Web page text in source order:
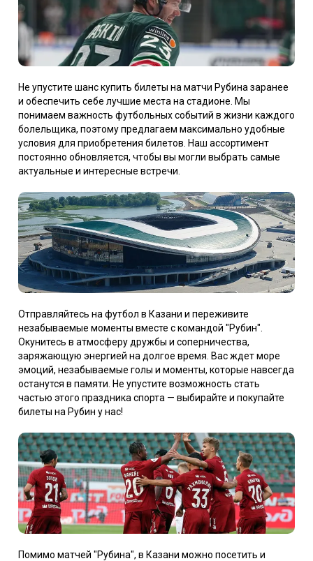
Не упустите шанс купить билеты на матчи Рубина заранее
и обеспечить себе лучшие места на стадионе. Мы
понимаем важность футбольных событий в жизни каждого
болельщика, поэтому предлагаем максимально удобные
условия для приобретения билетов. Наш ассортимент
постоянно обновляется, чтобы вы могли выбрать самые
актуальные и интересные встречи.
Отправляйтесь на футбол в Казани и переживите
незабываемые моменты вместе с командой "Рубин".
Окунитесь в атмосферу дружбы и соперничества,
заряжающую энергией на долгое время. Ваc ждет море
эмоций, незабываемые голы и моменты, которые навсегда
останутся в памяти. Не упустите возможность стать
частью этого праздника спорта — выбирайте и покупайте
билеты на Рубин у нас!
Помимо матчей "Рубина", в Казани можно посетить и